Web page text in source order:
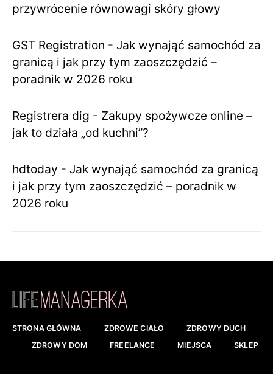
przywrócenie równowagi skóry głowy
GST Registration - Jak wynająć samochód za
granicą i jak przy tym zaoszczędzić –
poradnik w 2026 roku
Registrera dig - Zakupy spożywcze online –
jak to działa „od kuchni”?
hdtoday - Jak wynająć samochód za granicą
i jak przy tym zaoszczędzić – poradnik w
2026 roku
STRONA GŁÓWNA ZDROWE CIAŁO
ZDROWY DUCH
ZDROWY DOM
FREELANCE MIEJSCA SKLEP